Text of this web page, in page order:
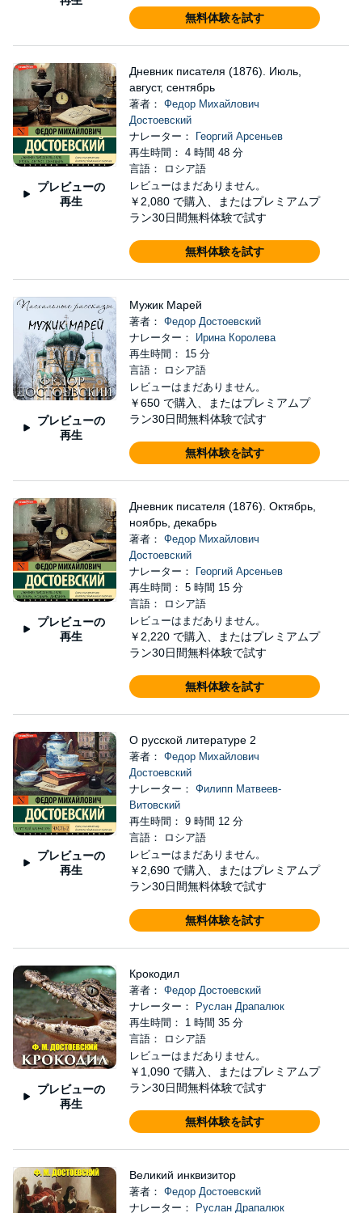
無料体験を試す
プレビューの
再生
Дневник писателя (1876). Июль,
август, сентябрь
著者： Федор Михайлович
Достоевский
ナレーター：
Георгий Арсеньев
再生時間： 4 時間 48 分
言語： ロシア語
レビューはまだありません。
￥2,080 で購入、またはプレミアムプ
ラン30日間無料体験で試す
無料体験を試す
プレビューの
再生
Мужик Марей
著者： Федор Достоевский
ナレーター：
Ирина Королева
再生時間： 15 分
言語： ロシア語
レビューはまだありません。
￥650 で購入、またはプレミアムプ
ラン30日間無料体験で試す
無料体験を試す
プレビューの
再生
Дневник писателя (1876). Октябрь,
ноябрь, декабрь
著者： Федор Михайлович
Достоевский
ナレーター：
Георгий Арсеньев
再生時間： 5 時間 15 分
言語： ロシア語
レビューはまだありません。
￥2,220 で購入、またはプレミアムプ
ラン30日間無料体験で試す
無料体験を試す
プレビューの
再生
О русской литературе 2
著者： Федор Михайлович
Достоевский
ナレーター： Филипп Матвеев-
Витовский
再生時間： 9 時間 12 分
言語： ロシア語
レビューはまだありません。
￥2,690 で購入、またはプレミアムプ
ラン30日間無料体験で試す
無料体験を試す
プレビューの
再生
Крокодил
著者： Федор Достоевский
ナレーター：
Руслан Драпалюк
再生時間： 1 時間 35 分
言語： ロシア語
レビューはまだありません。
￥1,090 で購入、またはプレミアムプ
ラン30日間無料体験で試す
無料体験を試す
Великий инквизитор
著者： Федор Достоевский
ナレーター：
Руслан Драпалюк